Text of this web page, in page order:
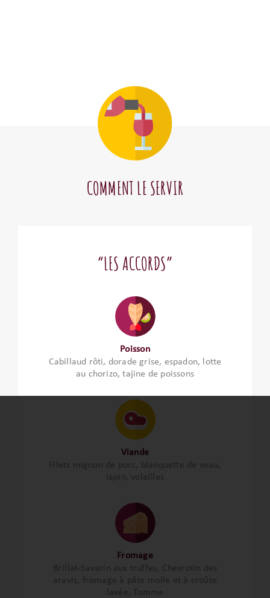
COMMENT LE SERVIR
“LES ACCORDS”
Poisson
Cabillaud rôti, dorade grise, espadon, lotte
au chorizo, tajine de poissons
Viande
Filets mignon de porc, blanquette de veau,
lapin, volailles
Fromage
Brillat-Savarin aux truffes, Chevrotin des
aravis, fromage à pâte molle et à croûte
lavée, Tomme